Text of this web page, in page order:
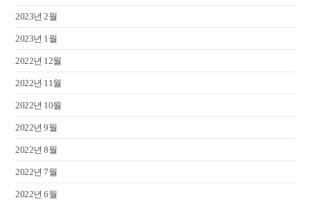
2023년 2월
2023년 1월
2022년 12월
2022년 11월
2022년 10월
2022년 9월
2022년 8월
2022년 7월
2022년 6월